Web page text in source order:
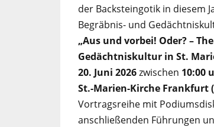
der Backsteingotik in diesem
Begräbnis- und
„Aus und vorbei! Oder? –
Gedächtniskultur in St.
20. Juni 2026zwischen 10:00
St.-Marien-Kirche Frankfurt
Vortragsreihe mit
anschließenden Führungen